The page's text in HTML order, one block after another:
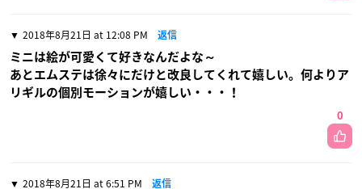
2018年8月21日 at 12:08 PM 返信
ミニは絵が可愛くて好きなんだよな～
あとエムステは徐々にだけと改良してくれて嬉しい。何よりア
リギルの個別モーションが嬉しい・・・！
0
2018年8月21日 at 6:51 PM 返信